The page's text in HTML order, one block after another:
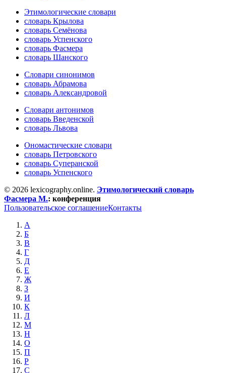
Этимологические словари
словарь Крылова
словарь Семёнова
словарь Успенского
словарь Фасмера
словарь Шанского
Словари синонимов
словарь Абрамова
словарь Александровой
Словари антонимов
словарь Введенской
словарь Львова
Ономастические словари
словарь Петровского
словарь Суперанской
словарь Успенского
© 2026 lexicography.online. Этимологический словарь
Фасмера М.: конференция
Пользовательское соглашениеКонтакты
А
Б
В
Г
Д
Е
Ж
З
И
К
Л
М
Н
О
П
Р
С